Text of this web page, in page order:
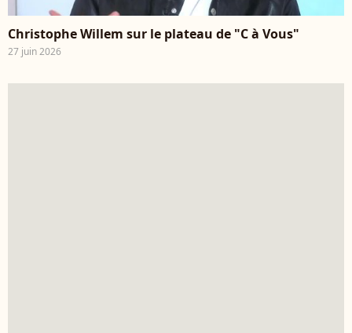
Christophe Willem sur le plateau de "C à Vous"
27 juin 2026